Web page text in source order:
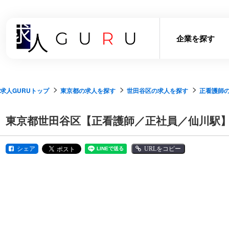
企業を探す
求人GURUトップ 東京都の求人を探す 世田谷区の求人を探す 正看護師
東京都世田谷区【正看護師／正社員／仙川
シェア URLをコピー